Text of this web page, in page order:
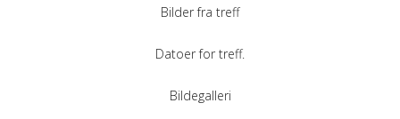
Bilder fra treff
Datoer for treff.
Bildegalleri